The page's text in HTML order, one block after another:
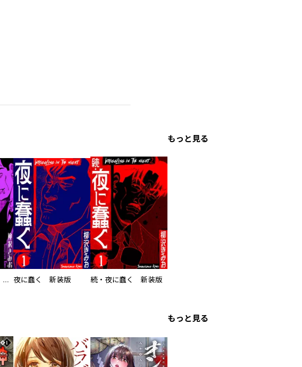
もっと見る
続・悪の華 闇華 新装版 夜に蠢く 新装版 続・夜に蠢く 新装版
もっと見る